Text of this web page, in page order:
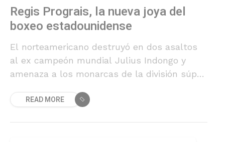
Regis Prograis, la nueva joya del
boxeo estadounidense
El norteamericano destruyó en dos asaltos
al ex campeón mundial Julius Indongo y
amenaza a los monarcas de la división súper
Prograis.
READ MORE